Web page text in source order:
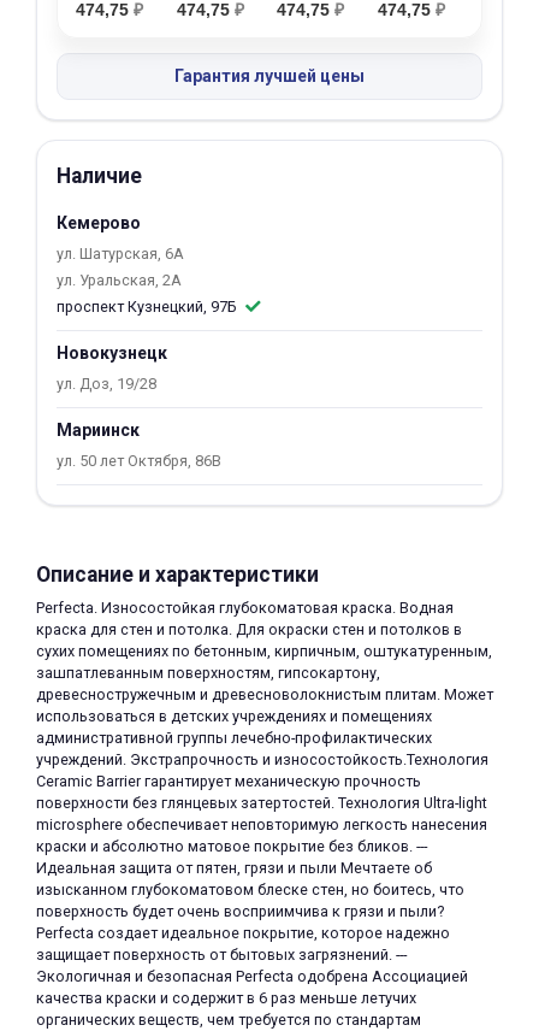
474,75 ₽ 474,75 ₽ 474,75 ₽ 474,75 ₽
Гарантия лучшей цены
Наличие
Кемерово
ул. Шатурская, 6А
ул. Уральская, 2А
проспект Кузнецкий, 97Б
Новокузнецк
ул. Доз, 19/28
Мариинск
ул. 50 лет Октября, 86В
Описание и характеристики
Perfecta. Износостойкая глубокоматовая краска. Водная
краска для стен и потолка. Для окраски стен и потолков в
сухих помещениях по бетонным, кирпичным, оштукатуренным,
зашпатлеванным поверхностям, гипсокартону,
древесностружечным и древесноволокнистым плитам. Может
использоваться в детских учреждениях и помещениях
административной группы лечебно-профилактических
учреждений. Экстрапрочность и износостойкость.Технология
Ceramic Barrier гарантирует механическую прочность
поверхности без глянцевых затертостей. Технология Ultra-light
microsphere обеспечивает неповторимую легкость нанесения
краски и абсолютно матовое покрытие без бликов. ---
Идеальная защита от пятен, грязи и пыли Мечтаете об
изысканном глубокоматовом блеске стен, но боитесь, что
поверхность будет очень восприимчива к грязи и пыли?
Perfecta создает идеальное покрытие, которое надежно
защищает поверхность от бытовых загрязнений. ---
Экологичная и безопасная Perfecta одобрена Ассоциацией
качества краски и содержит в 6 раз меньше летучих
органических веществ, чем требуется по стандартам
об оплате Плайтом
раз в 2 недели